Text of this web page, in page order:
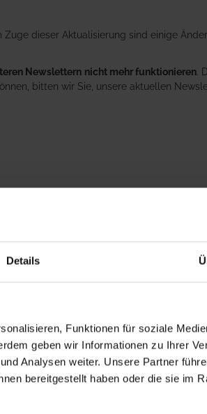
Details
Funktionen für soziale
geben wir Informationen zu Ihrer
Analysen weiter. Unsere Partner
bereitgestellt haben oder die sie im
Zuge dieser Aktualisierung sind einige
Newslettern nicht mehr funktionieren .
bitten wir Sie, unsere aktuellen
Erstklassiger Kundenservice
Gutschein sichern!
Sie regelmäßig über Aktionen,